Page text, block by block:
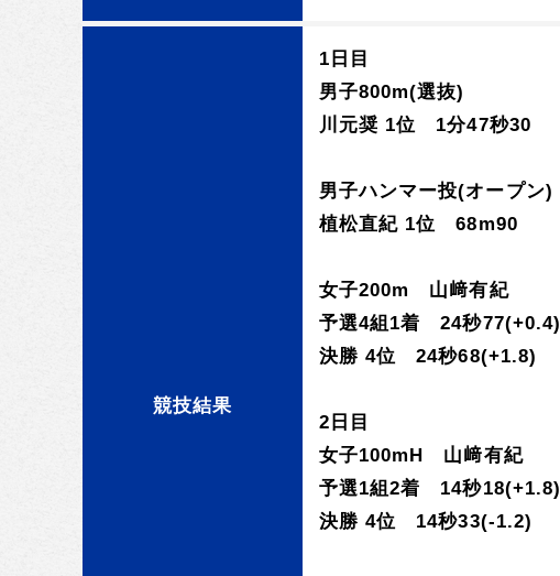
競技結果
1日目
男子800m(選抜)
川元奨 1位 1分47秒30
男子ハンマー投(オープン)
植松直紀 1位 68m90
女子200m 山﨑有紀
予選4組1着 24秒77(+0.4)
決勝 4位 24秒68(+1.8)
2日目
女子100mH 山﨑有紀
予選1組2着 14秒18(+1.8)
決勝 4位 14秒33(-1.2)